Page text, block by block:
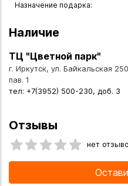
сына, друга — этим
металл в указанных
Ангарске, а также сделать
доставкой курьером по
Назначение подарка:
Наличие
ТЦ "Цветной парк"
г. Иркутск, ул. Байкальская
пав. 1
тел: +7(3952) 500-230, доб. 3
Отзывы
нет